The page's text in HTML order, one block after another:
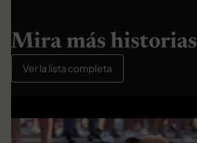
Mira más historias
Ver la lista completa